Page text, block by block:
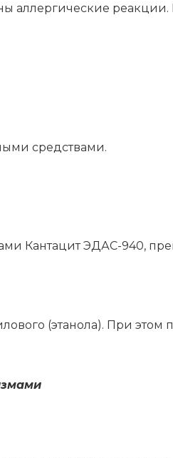
аллергические
сред­ства­ми.
Кан­та­цит ЭДАС-940,
(эта­но­ла). При этом